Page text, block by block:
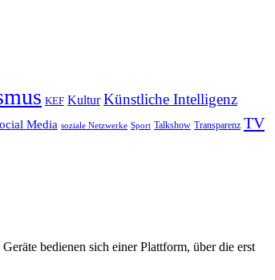
KEF Kultur Künstliche Intelligenz
Media soziale Netzwerke Sport Talkshow Transparenz TV
bedienen sich einer Plattform, über die erst